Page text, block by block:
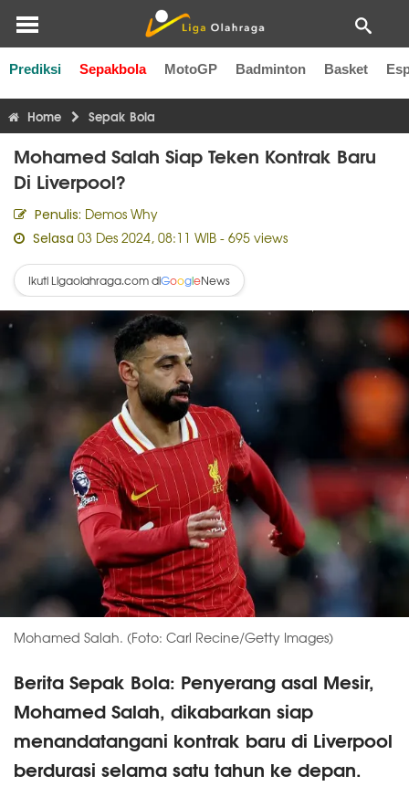
Prediksi Sepakbola MotoGP Badminton Basket
Liga Inggris Liga Italia Liga Spanyol Liga Perancis
Home Sepak Bola
Mohamed Salah Siap Teken Kontrak Baru
Di Liverpool?
Penulis: Demos Why
Selasa 03 Des 2024, 08:11 WIB - 695 views
Ikuti Ligaolahraga.com diGoogleNews
Mohamed Salah. (Foto: Carl Recine/Getty Images)
Berita Sepak Bola: Penyerang asal Mesir,
Mohamed Salah, dikabarkan siap
menandatangani kontrak baru di Liverpool
berdurasi selama satu tahun ke depan.